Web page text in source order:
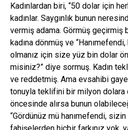
Kadınlardan biri, “50 dolar için
kadınlar. Saygınlık bunun
vermiş adama. Görmüş geçirmiş
kadına dönmüş ve
olmanız için size yüz bin dolar
misiniz?” diye sormuş. Kadın
ve reddetmiş. Ama evsahibi
tonuyla teklifini bir milyon dolara
öncesinde alırsa bunun
“Gördünüz mü hanımefendi,
fahişelerden hiçbir farkınız yok,